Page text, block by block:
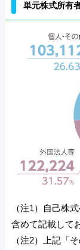
単元株式所有
（注1）自己株
含めて記載して
（注2）上記「